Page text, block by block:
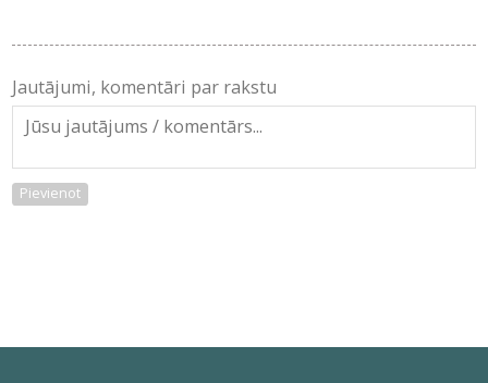
Jautājumi, komentāri par rakstu
Pievienot